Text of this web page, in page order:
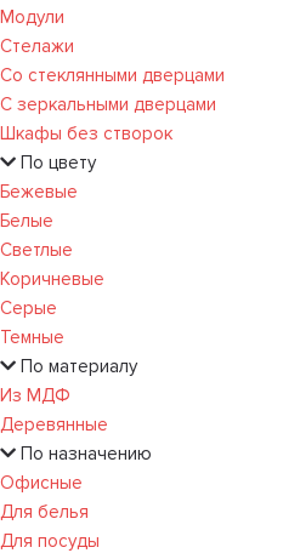
Модули
Стелажи
Со стеклянными дверцами
С зеркальными дверцами
Шкафы без створок
По цвету
Бежевые
Белые
Светлые
Коричневые
Серые
Темные
По материалу
Из МДФ
Деревянные
По назначению
Офисные
Для белья
Для посуды